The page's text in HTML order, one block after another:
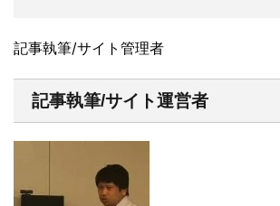
記事執筆/サイト管理者
記事執筆/サイト運営者